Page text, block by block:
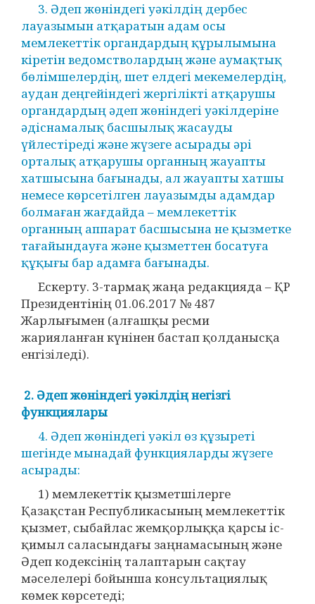
3. Әдеп жөніндегі уәкілдің дербес
лауазымын атқаратын адам осы
мемлекеттік органдардың құрылымына
кіретін ведомстволардың және аумақтық
бөлімшелердің, шет елдегі мекемелердің,
аудан деңгейіндегі жергілікті атқарушы
органдардың әдеп жөніндегі уәкілдеріне
әдіснамалық басшылық жасауды
үйлестіреді және жүзеге асырады әрі
орталық атқарушы органның жауапты
хатшысына бағынады, ал жауапты хатшы
немесе көрсетілген лауазымды адамдар
болмаған жағдайда – мемлекеттік
органның аппарат басшысына не қызметке
тағайындауға және қызметтен босатуға
құқығы бар адамға бағынады.
Ескерту. 3-тармақ жаңа редакцияда – ҚР
Президентінің 01.06.2017 № 487
Жарлығымен (алғашқы ресми
жарияланған күнінен бастап қолданысқа
енгізіледі).
2. Әдеп жөніндегі уәкілдің негізгі
функциялары
4. Әдеп жөніндегі уәкіл өз құзыреті
шегінде мынадай функцияларды жүзеге
асырады:
1) мемлекеттік қызметшілерге
Қазақстан Республикасының мемлекеттік
қызмет, сыбайлас жемқорлыққа қарсы іс-
қимыл саласындағы заңнамасының және
Әдеп кодексінің талаптарын сақтау
мәселелері бойынша консультациялық
көмек көрсетеді;